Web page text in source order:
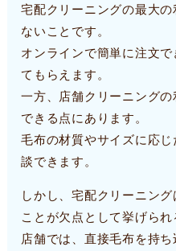
宅配クリーニングの最大
ないことです。
オンラインで簡単に注文
てもらえます。
一方、店舗クリーニング
できる点にあります。
毛布の材質やサイズに応
談できます。
しかし、宅配クリーニン
ことが欠点として挙げられ
店舗では、直接毛布を持